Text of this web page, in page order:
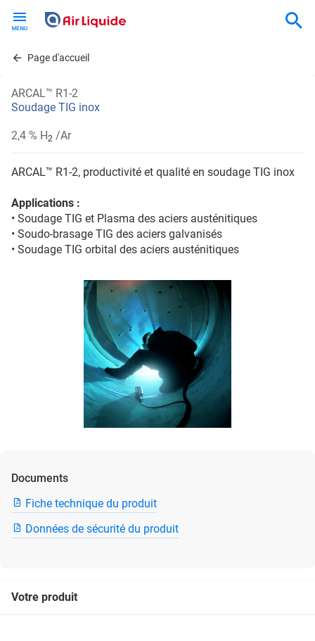
contentPage d'accueil
ARCAL™ R1-2
Soudage TIG inox
2,4 % H2 /Ar
ARCAL™ R1-2, productivité et qualité en soudage TIG inox
Applications :
• Soudage TIG et Plasma des aciers austénitiques
• Soudo-brasage TIG des aciers galvanisés
• Soudage TIG orbital des aciers austénitiques
Documents
Fiche technique du produit
Données de sécurité du produit
Votre produit